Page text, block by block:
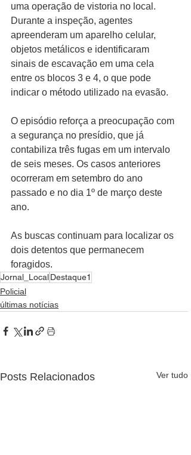
uma operação de vistoria no local.
Durante a inspeção, agentes
apreenderam um aparelho celular,
objetos metálicos e identificaram
sinais de escavação em uma cela
entre os blocos 3 e 4, o que pode
indicar o método utilizado na evasão.
O episódio reforça a preocupação com
a segurança no presídio, que já
contabiliza três fugas em um intervalo
de seis meses. Os casos anteriores
ocorreram em setembro do ano
passado e no dia 1º de março deste
ano.
As buscas continuam para localizar os
dois detentos que permanecem
foragidos.
Jornal_LocalDestaque1
Policial
últimas notícias
Posts Relacionados Ver tudo